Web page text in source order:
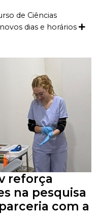
de Ciências
dias e horários
reforça
na pesquisa
com a